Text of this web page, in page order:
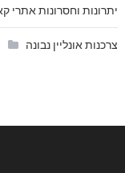
יתרונות וחסרונות אתרי
צרכנות אונליין נבונה